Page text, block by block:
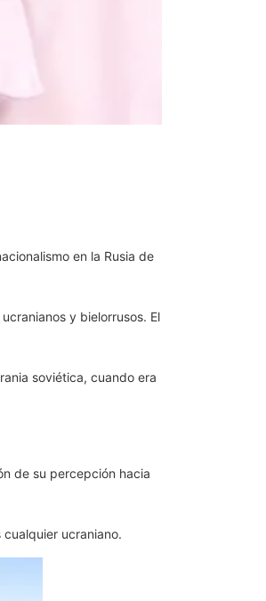
en la Rusia de
y bielorrusos. El
soviética, cuando era
de su percepción hacia
ucraniano.